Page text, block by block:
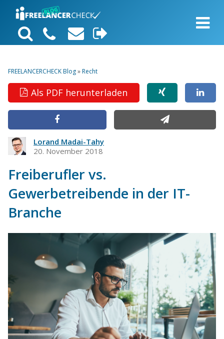
FREELANCERCHECK Blog»Recht
Als PDF herunterladen
Lorand Madai-Tahy
20. November 2018
Freiberufler vs.
Gewerbetreibende in der IT-
Branche